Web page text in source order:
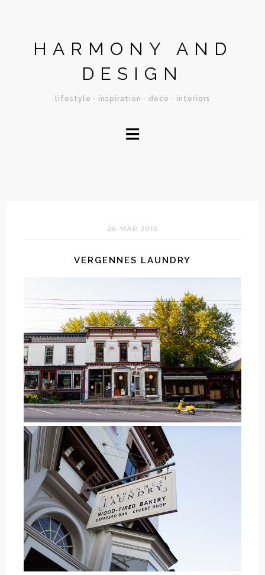
HARMONY AND
DESIGN
lifestyle · inspiration · deco · interiors
≡
26 MAR 2013
VERGENNES LAUNDRY